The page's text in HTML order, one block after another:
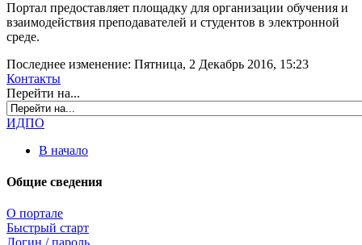
Портал предоставляет площадку для организации обучения и
взаимодействия преподавателей и студентов в электронной
среде.
Последнее изменение: Пятница, 2 Декабрь 2016, 15:23
Контакты
Перейти на...
ИДПО
В начало
Общие сведения
О портале
Быстрый старт